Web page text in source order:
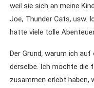
weil sie sich an meine
Joe, Thunder Cats, usw.
hatte viele tolle
Der Grund, warum ich
derselbe. Ich möchte die
zusammen erlebt haben,